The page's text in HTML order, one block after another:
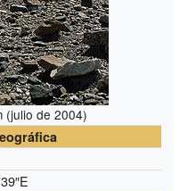
(julio de 2004)